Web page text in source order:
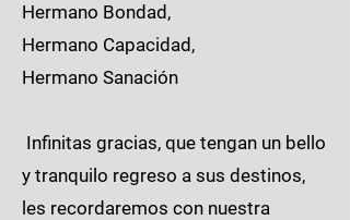
Hermano Bondad,
Hermano Capacidad,
Hermano Sanación
Infinitas gracias, que tengan un bello
y tranquilo regreso a sus destinos,
les recordaremos con nuestra